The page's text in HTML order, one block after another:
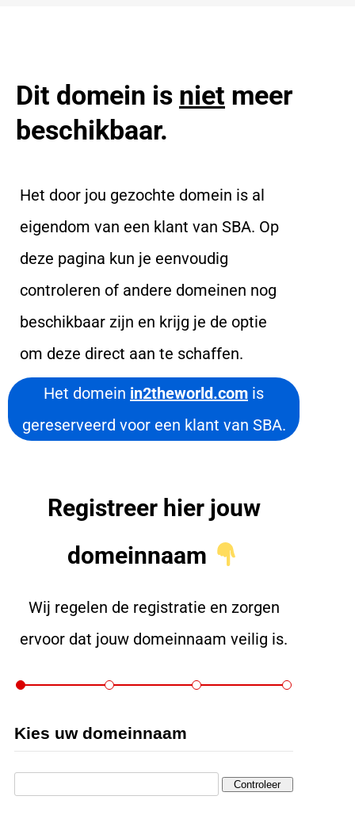
Dit domein is niet meer
beschikbaar.
Het door jou gezochte domein is al
eigendom van een klant van SBA. Op
deze pagina kun je eenvoudig
controleren of andere domeinen nog
beschikbaar zijn en krijg je de optie
om deze direct aan te schaffen.
Het domein in2theworld.com is
gereserveerd voor een klant van SBA.
Registreer hier jouw
domeinnaam
Wij regelen de registratie en zorgen
ervoor dat jouw domeinnaam veilig is.